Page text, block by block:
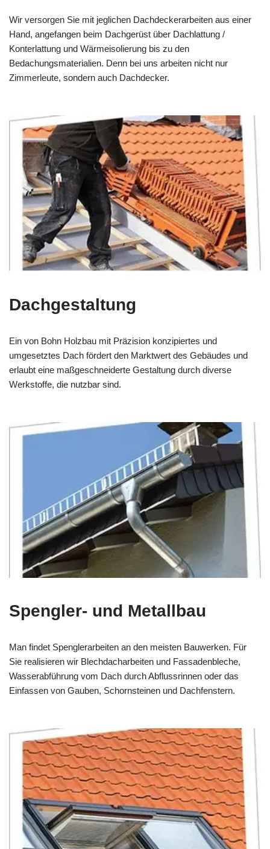
Wir versorgen Sie mit jeglichen Dachdeckerarbeiten aus einer
Hand, angefangen beim Dachgerüst über Dachlattung /
Konterlattung und Wärmeisolierung bis zu den
Bedachungsmaterialien. Denn bei uns arbeiten nicht nur
Zimmerleute, sondern auch Dachdecker.
Dachgestaltung
Ein von Bohn Holzbau mit Präzision konzipiertes und
umgesetztes Dach fördert den Marktwert des Gebäudes und
erlaubt eine maßgeschneiderte Gestaltung durch diverse
Werkstoffe, die nutzbar sind.
Spengler- und Metallbau
Man findet Spenglerarbeiten an den meisten Bauwerken. Für
Sie realisieren wir Blechdacharbeiten und Fassadenbleche,
Wasserabführung vom Dach durch Abflussrinnen oder das
Einfassen von Gauben, Schornsteinen und Dachfenstern.